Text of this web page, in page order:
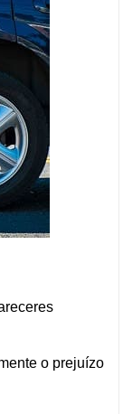
o prejuízo